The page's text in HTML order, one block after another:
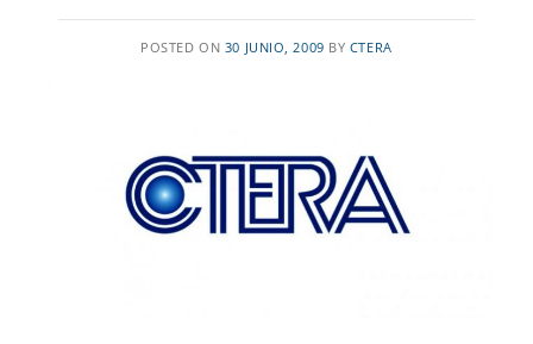
POSTED ON 30 JUNIO, 2009 BY CTERA